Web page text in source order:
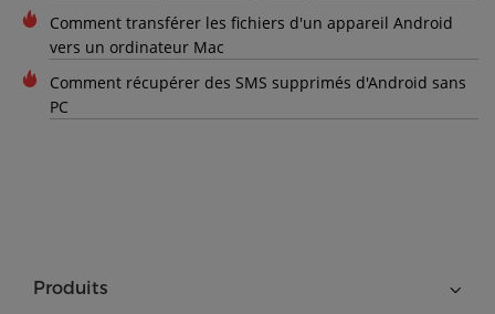
Comment transférer les fichiers d'un appareil Android
vers un ordinateur Mac
Comment récupérer des SMS supprimés d'Android sans
PC
Produits